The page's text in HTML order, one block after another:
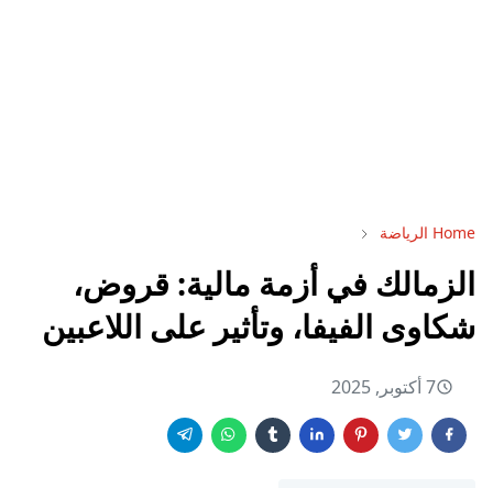
Home الرياضة
الزمالك في أزمة مالية: قروض،
شكاوى الفيفا، وتأثير على اللاعبين
7 أكتوبر, 2025